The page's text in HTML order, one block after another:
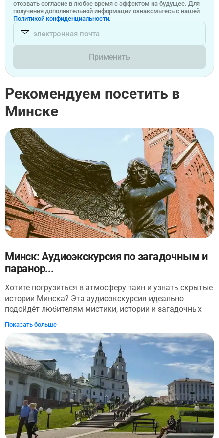
отозвать согласие в любое время с эффектом на будущее. Для
получения дополнительной информации ознакомьтесь с нашей
Политикой конфиденциальности.
Применить
Рекомендуем посетить в
Минске
Минск: Аудиоэкскурсия по загадочным и
паранор...
Хотите погрузиться в атмосферу тайн и узнать скрытые
истории Минска? Эта аудиоэкскурсия идеально
подойдёт любителям мистики, истории и загадочных
легенд. Мы начнём наше путешествие у Ржавого моста
на набережной Свислочи, где вы услышите легенду о
русалке, мстящей за свою трагическую смерть. Затем в
компании Белой пани мы прогуляемся по старинной
улице в направлении городской ратуши. Там мы
расскажем о главном призраке Минска, некогда
веселом балагуре, а сейчас грозном мстителе. Здесь же
вы узнаете о страшной трагедии, которая произошла на
балу в клубе НКГБ. Затем попытаемся разыскать
загадочное красное пятно, которое то появляется, то
исчезает в одном из дворов Минска. В Михайловском
Показать больше